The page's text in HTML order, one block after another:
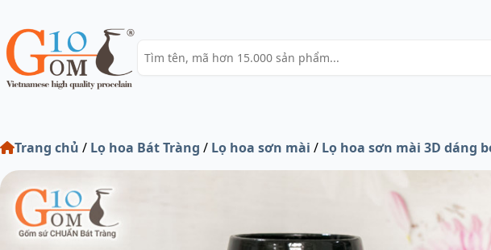
Trang chủ / Lọ hoa Bát Tràng / Lọ hoa sơn mài / Lọ hoa sơn mài 3D dáng